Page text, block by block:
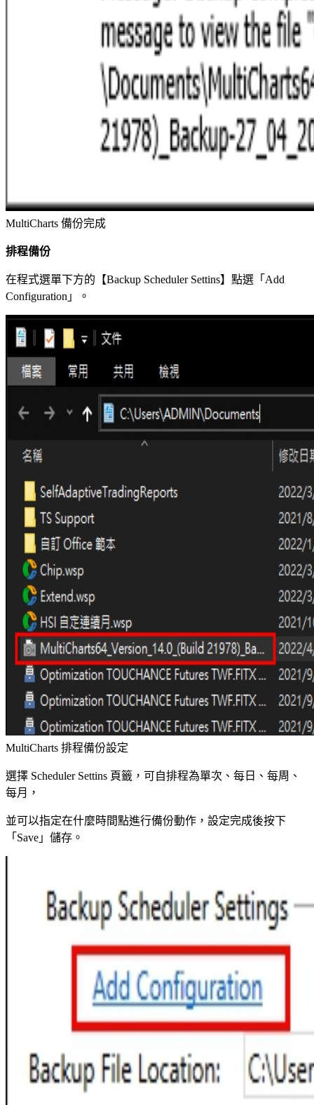
MultiCharts 備份完成
排程備份
在程式選單下方的【Backup Scheduler Settins】點選「Add
Configuration」。
MultiCharts 排程備份設定
選擇 Scheduler Settins 頁籤，可自排程為單次、每日、每周、
每月，
並可以指定在什麼時間點進行備份動作，設定完成後按下
「Save」儲存。